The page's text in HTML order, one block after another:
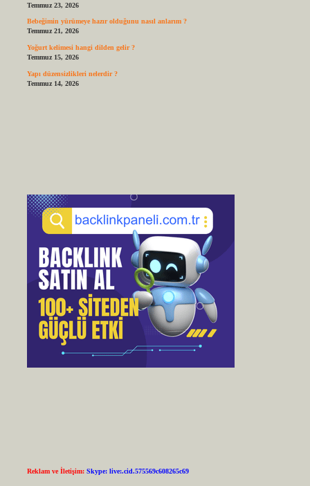
Temmuz 23, 2026
Bebeğimin yürümeye hazır olduğunu nasıl anlarım ?
Temmuz 21, 2026
Yoğurt kelimesi hangi dilden gelir ?
Temmuz 15, 2026
Yapı düzensizlikleri nelerdir ?
Temmuz 14, 2026
Reklam ve İletişim: Skype: live:.cid.575569c608265c69